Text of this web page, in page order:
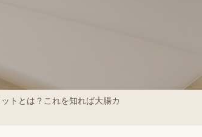
トとは？これを知れば大腸カ